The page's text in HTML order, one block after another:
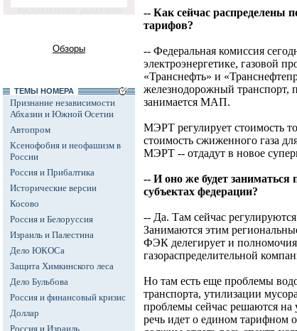
Обзоры
ТЕМЫ НОМЕРА
Признание независимости
Абхазии и Южной Осетии
Автопром
Ксенофобия и неофашизм в
России
Россия и Прибалтика
Исторические версии
Косово
Россия и Белоруссия
Израиль и Палестина
Дело ЮКОСа
Защита Химкинского леса
Дело Бульбова
Россия и финансовый кризис
Доллар
Россия и Израиль
-- Как сейчас распределены
тарифов?
-- Федеральная комиссия
электроэнергетике, газовой
«Транснефть» и
железнодорожный транспорт,
занимается МАП.
МЭРТ регулирует стоимость
стоимость сжиженного газа
МЭРТ -- отдадут в новое
-- И оно же будет
субъектах федерации?
-- Да. Там сейчас
Занимаются этим
ФЭК делегирует и
газораспределительной
Но там есть еще проблемы
транспорта, утилизации
проблемы сейчас решаются на
речь идет о едином тарифном